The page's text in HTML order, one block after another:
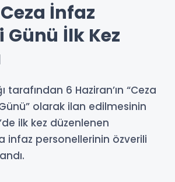
İnfaz
Günü İlk Kez
tarafından 6 Haziran’ın “Ceza
olarak ilan edilmesinin
ilk kez düzenlenen
infaz personellerinin özverili